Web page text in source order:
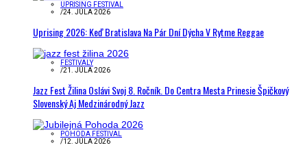
UPRISING FESTIVAL
/24. JÚLA 2026
Uprising 2026: Keď Bratislava Na Pár Dní Dýcha V Rytme Reggae
FESTIVALY
/21. JÚLA 2026
Jazz Fest Žilina Oslávi Svoj 8. Ročník. Do Centra Mesta Prinesie Špičkový
Slovenský Aj Medzinárodný Jazz
POHODA FESTIVAL
/12. JÚLA 2026